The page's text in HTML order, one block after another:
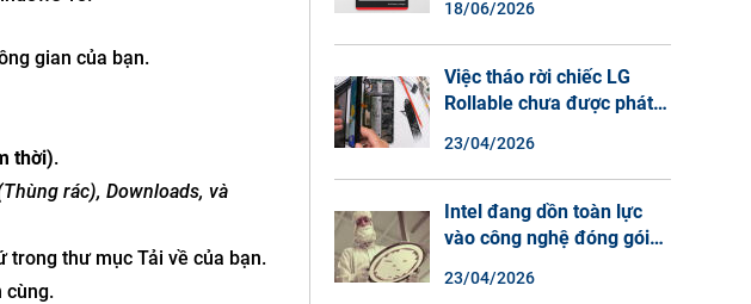
gian của bạn.
thời).
rác), Downloads, và
trong thư mục Tải về của bạn.
cùng.
18/06/2026
Việc tháo rời chiếc LG
Rollable chưa được phát
sao điện thoại màn hình
cuộn không phải là một xu
hướng.
23/04/2026
Intel đang dồn toàn lực
vào công nghệ đóng gói
23/04/2026